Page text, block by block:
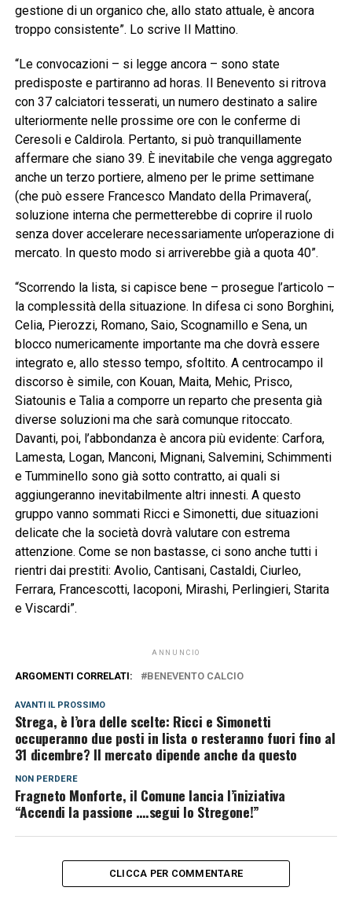
gestione di un organico che, allo stato attuale, è ancora
troppo consistente”. Lo scrive Il Mattino.
“Le convocazioni – si legge ancora – sono state
predisposte e partiranno ad horas. Il Benevento si ritrova
con 37 calciatori tesserati, un numero destinato a salire
ulteriormente nelle prossime ore con le conferme di
Ceresoli e Caldirola. Pertanto, si può tranquillamente
affermare che siano 39. È inevitabile che venga aggregato
anche un terzo portiere, almeno per le prime settimane
(che può essere Francesco Mandato della Primavera(,
soluzione interna che permetterebbe di coprire il ruolo
senza dover accelerare necessariamente un’operazione di
mercato. In questo modo si arriverebbe già a quota 40”.
“Scorrendo la lista, si capisce bene – prosegue l’articolo –
la complessità della situazione. In difesa ci sono Borghini,
Celia, Pierozzi, Romano, Saio, Scognamillo e Sena, un
blocco numericamente importante ma che dovrà essere
integrato e, allo stesso tempo, sfoltito. A centrocampo il
discorso è simile, con Kouan, Maita, Mehic, Prisco,
Siatounis e Talia a comporre un reparto che presenta già
diverse soluzioni ma che sarà comunque ritoccato.
Davanti, poi, l’abbondanza è ancora più evidente: Carfora,
Lamesta, Logan, Manconi, Mignani, Salvemini, Schimmenti
e Tumminello sono già sotto contratto, ai quali si
aggiungeranno inevitabilmente altri innesti. A questo
gruppo vanno sommati Ricci e Simonetti, due situazioni
delicate che la società dovrà valutare con estrema
attenzione. Come se non bastasse, ci sono anche tutti i
rientri dai prestiti: Avolio, Cantisani, Castaldi, Ciurleo,
Ferrara, Francescotti, Iacoponi, Mirashi, Perlingieri, Starita
e Viscardi”.
ANNUNCIO
ARGOMENTI CORRELATI: BENEVENTO CALCIO
AVANTI IL ​​PROSSIMO
Strega, è l’ora delle scelte: Ricci e Simonetti
occuperanno due posti in lista o resteranno fuori fino al
31 dicembre? Il mercato dipende anche da questo
NON PERDERE
Fragneto Monforte, il Comune lancia l’iniziativa
“Accendi la passione ….segui lo Stregone!”
CLICCA PER COMMENTARE